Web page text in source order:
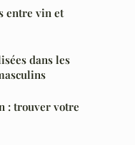
entre vin et
dans les
: trouver votre